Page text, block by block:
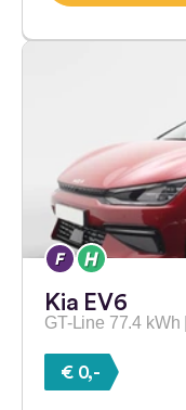
Kia EV6
GT-Line 77.4
€ 0,-